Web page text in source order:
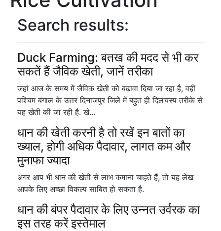
Search results:
Duck Farming: बतख की मदद से भी कर
सकतें हैं जैविक खेती, जानें तरीका
जहां आज के समय में जैविक खेती को बढ़ावा दिया जा रहा है, वहीं
पश्चिम बंगाल के उत्तर दिनाजपुर जिले में बहुत ही दिलचस्प तरीके से
यह खेती की जा रही है. खे…
धान की खेती करनी है तो रखें इन बातों का
ख्‍याल, होगी अधिक पैदावार, लागत कम और
मुनाफा ज्यादा
अगर आप भी धान की खेती से लाभ कमाना चाहते हैं, तो यह लेख
आपके लिए अच्छा विकल्प साबित हो सकता है.
धान की बंपर पैदावार के लिए उन्नत उर्वरक का
इस तरह करें इस्तेमाल